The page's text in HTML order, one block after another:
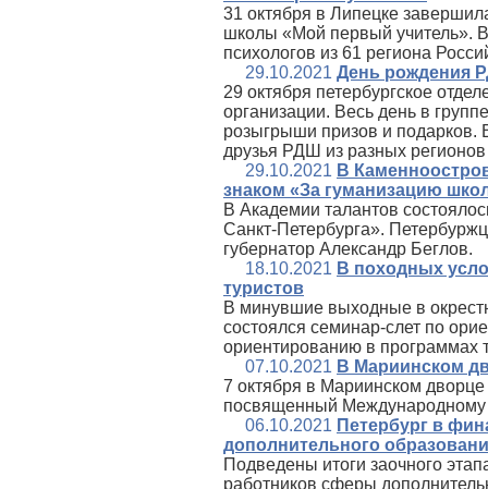
31 октября в Липецке
школы «Мой первый учитель». В
психологов из 61 региона
29.10.2021 День рождения
29 октября петербургское
организации. Весь день в
розыгрыши призов и подарков.
друзья РДШ из разных
29.10.2021 В
знаком «За гуманизацию
В Академии талантов
Санкт‑Петербурга».
губернатор Александр Беглов.
18.10.2021 В походных
туристов
В минувшие выходные в
состоялся семинар-слет по
ориентированию в программах
07.10.2021 В Мариинском
7 октября в Мариинском
посвященный Международному
06.10.2021 Петербург в
дополнительного
Подведены итоги заочного
работников сферы